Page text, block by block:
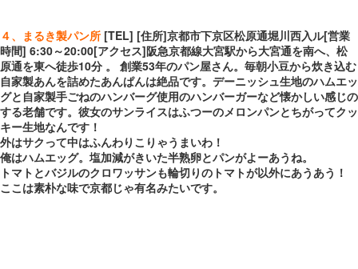
４、まるき製パン所 [TEL] [住所]京都市下京区松原通堀川西入ル[営業
時間] 6:30～20:00[アクセス]阪急京都線大宮駅から大宮通を南へ、松
原通を東へ徒歩10分 。 創業53年のパン屋さん。毎朝小豆から炊き込む
自家製あんを詰めたあんぱんは絶品です。デーニッシュ生地のハムエッ
グと自家製手ごねのハンバーグ使用のハンバーガーなど懐かしい感じの
する老舗です。彼女のサンライスはふつーのメロンパンとちがってクッ
キー生地なんです！
外はサクって中はふんわりこりゃうまいわ！
俺はハムエッグ。塩加減がきいた半熟卵とパンがよーあうね。
トマトとバジルのクロワッサンも輪切りのトマトが以外にあうあう！
ここは素朴な味で京都じゃ有名みたいです。